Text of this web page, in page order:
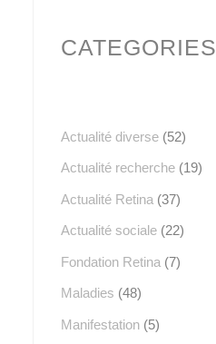
CATEGORIES
Actualité diverse (52)
Actualité recherche (19)
Actualité Retina (37)
Actualité sociale (22)
Fondation Retina (7)
Maladies (48)
Manifestation (5)